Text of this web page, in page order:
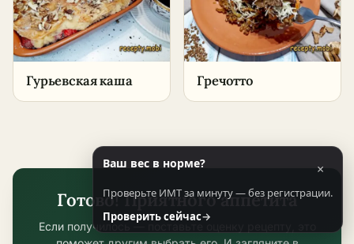
Гурьевская каша Гречотто
Готово! Приятного аппетита
Если получилось — поставьте оценку рецепту, это
Ваш вес в норме? ×
Проверьте ИМТ за минуту — без регистрации.
Проверить сейчас→